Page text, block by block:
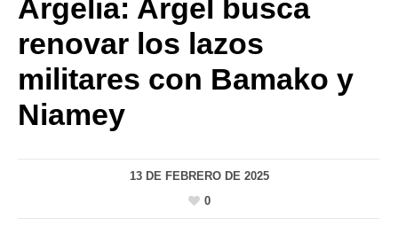
Argelia: Argel busca
renovar los lazos
militares con Bamako y
Niamey
13 DE FEBRERO DE 2025
0